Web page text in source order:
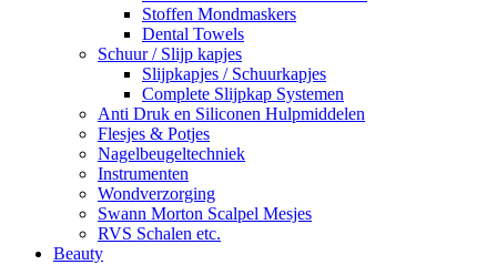
Stoffen Mondmaskers
Dental Towels
Schuur / Slijp kapjes
Slijpkapjes / Schuurkapjes
Complete Slijpkap Systemen
Anti Druk en Siliconen Hulpmiddelen
Flesjes & Potjes
Nagelbeugeltechniek
Instrumenten
Wondverzorging
Swann Morton Scalpel Mesjes
RVS Schalen etc.
Beauty